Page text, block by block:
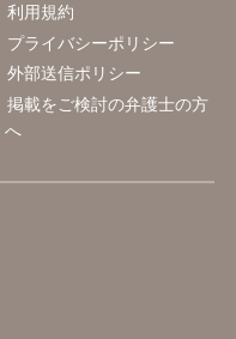
利用規約
プライバシーポリシー
外部送信ポリシー
掲載をご検討の弁護士の方
へ